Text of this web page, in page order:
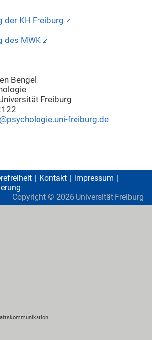
der KH Freiburg
des MWK
Bengel
Freiburg
freiburg.de
Kontakt
Impressum
Copyright © 2026 Universität Freiburg